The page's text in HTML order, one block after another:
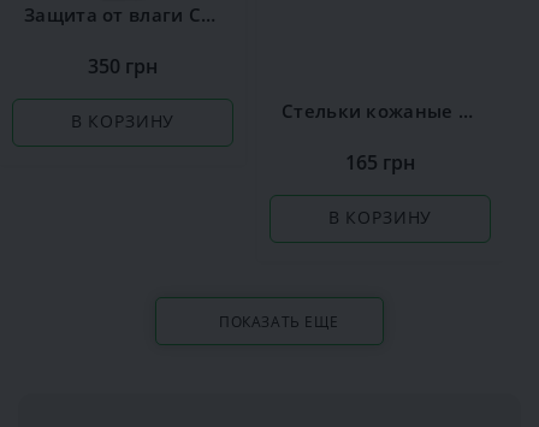
Защита от влаги Сoccine
350 грн
В КОРЗИНУ Стельки кожаные Coccine Leather on Latex
165 грн
В КОРЗИНУ
ПОКАЗАТЬ ЕЩЕ